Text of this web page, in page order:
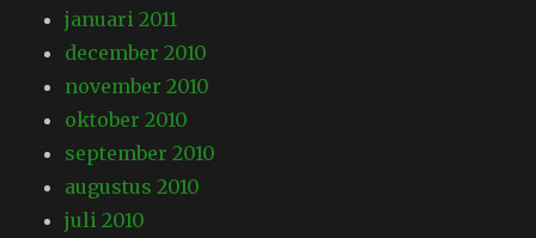
januari 2011
december 2010
november 2010
oktober 2010
september 2010
augustus 2010
juli 2010